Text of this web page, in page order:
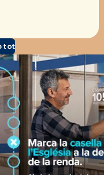
sobre les…
tot